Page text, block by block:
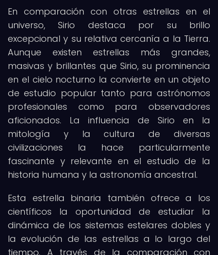
En comparación con otras estrellas en el
universo, Sirio destaca por su brillo
excepcional y su relativa cercanía a la Tierra.
Aunque existen estrellas más grandes,
masivas y brillantes que Sirio, su prominencia
en el cielo nocturno la convierte en un objeto
de estudio popular tanto para astrónomos
profesionales como para observadores
aficionados. La influencia de Sirio en la
mitología y la cultura de diversas
civilizaciones la hace particularmente
fascinante y relevante en el estudio de la
historia humana y la astronomía ancestral.
Esta estrella binaria también ofrece a los
científicos la oportunidad de estudiar la
dinámica de los sistemas estelares dobles y
la evolución de las estrellas a lo largo del
tiempo. A través de la comparación con